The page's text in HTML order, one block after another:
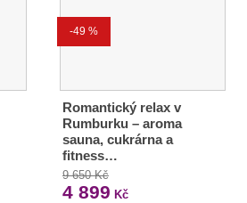
-49 %
Romantický relax v
Rumburku – aroma
sauna, cukrárna a
fitness…
9 650 Kč
4 899 Kč